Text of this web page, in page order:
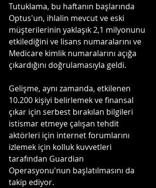
Tutuklama, bu haftanın başlarında
Optus'un, ihlalin mevcut ve eski
müşterilerinin yaklaşık 2,1 milyonunu
etkilediğini ve lisans numaralarını ve
Medicare kimlik numaralarını açığa
çıkardığını doğrulamasıyla geldi.
Gelişme, aynı zamanda, etkilenen
10.200 kişiyi belirlemek ve finansal
çıkar için serbest bırakılan bilgileri
istismar etmeye çalışan tehdit
aktörleri için internet forumlarını
izlemek için kolluk kuvvetleri
tarafından Guardian
Operasyonu'nun başlatılmasını da
takip ediyor.